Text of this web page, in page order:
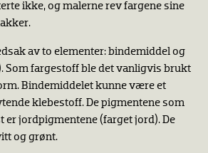
ikke, og malerne rev fargene sine
av to elementer: bindemiddel og
Som fargestoff ble det vanligvis brukt
Bindemiddelet kunne være et
klebestoff. De pigmentene som
jordpigmentene (farget jord). De
og grønt.